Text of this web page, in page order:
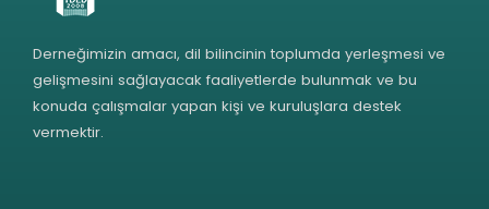
Derneğimizin amacı, dil bilincinin toplumda yerleşmesi ve
gelişmesini sağlayacak faaliyetlerde bulunmak ve bu
konuda çalışmalar yapan kişi ve kuruluşlara destek
vermektir.